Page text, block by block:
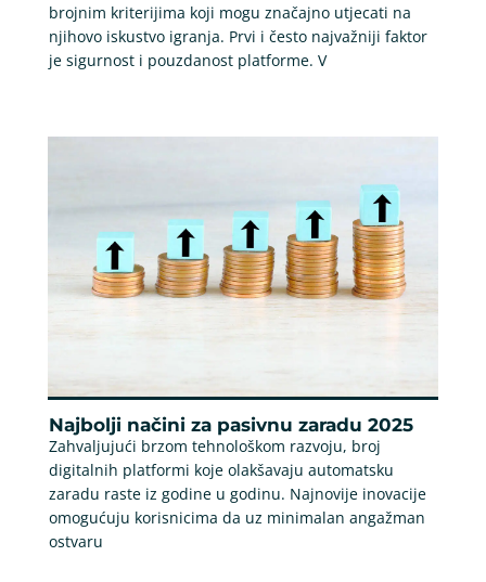
brojnim kriterijima koji mogu značajno utjecati na
njihovo iskustvo igranja. Prvi i često najvažniji faktor
je sigurnost i pouzdanost platforme. V
Najbolji načini za pasivnu zaradu 2025
Zahvaljujući brzom tehnološkom razvoju, broj
digitalnih platformi koje olakšavaju automatsku
zaradu raste iz godine u godinu. Najnovije inovacije
omogućuju korisnicima da uz minimalan angažman
ostvaru